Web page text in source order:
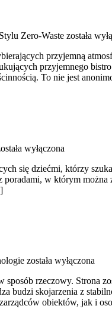
Zero-Waste została
przyjemną
przyjemnego
To nie jest
wyłączona
się dziećmi, którzy
w którym
została wyłączona
rzeczowy. Strona
budzi skojarzenia z
obiektów, jak i